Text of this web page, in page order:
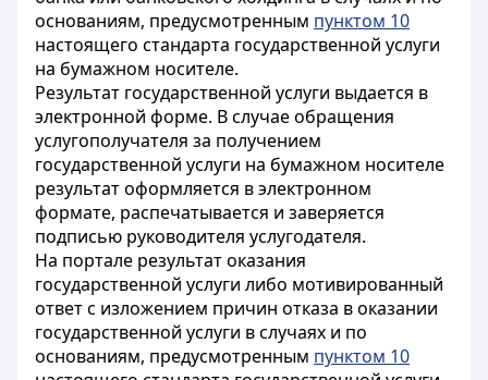
основаниям, предусмотренным пунктом 10
настоящего стандарта государственной услуги
на бумажном носителе.
Результат государственной услуги выдается в
электронной форме. В случае обращения
услугополучателя за получением
государственной услуги на бумажном носителе
результат оформляется в электронном
формате, распечатывается и заверяется
подписью руководителя услугодателя.
На портале результат оказания
государственной услуги либо мотивированный
ответ с изложением причин отказа в оказании
государственной услуги в случаях и по
основаниям, предусмотренным пунктом 10